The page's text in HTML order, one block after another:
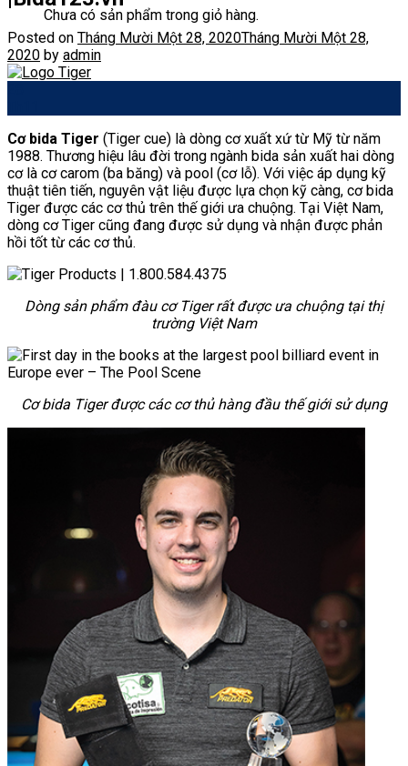
Chưa có sản phẩm trong giỏ hàng.
Posted on Tháng Mười Một 28, 2020Tháng Mười Một 28,
2020 by admin
Cơ bida Tiger (Tiger cue) là dòng cơ xuất xứ từ Mỹ từ năm
1988. Thương hiệu lâu đời trong ngành bida sản xuất hai dòng
cơ là cơ carom (ba băng) và pool (cơ lỗ). Với việc áp dụng kỹ
thuật tiên tiến, nguyên vật liệu được lựa chọn kỹ càng, cơ bida
Tiger được các cơ thủ trên thế giới ưa chuộng. Tại Việt Nam,
dòng cơ Tiger cũng đang được sử dụng và nhận được phản
hồi tốt từ các cơ thủ.
Dòng sản phẩm đàu cơ Tiger rất được ưa chuộng tại thị
trường Việt Nam
Cơ bida Tiger được các cơ thủ hàng đầu thế giới sử dụng